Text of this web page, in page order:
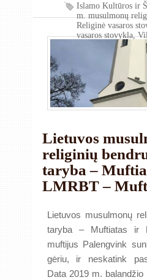
Islamo Kultūros ir
m. musulmonų
Religinė vasaros
vasaros stovykla,
religinė
Lietuvos
religinių
taryba –
LMRBT –
Lietuvos musulmonų
taryba – Muftiatas ir
muftijus Palengvink
gėriu, ir neskatink
Data 2019 m.